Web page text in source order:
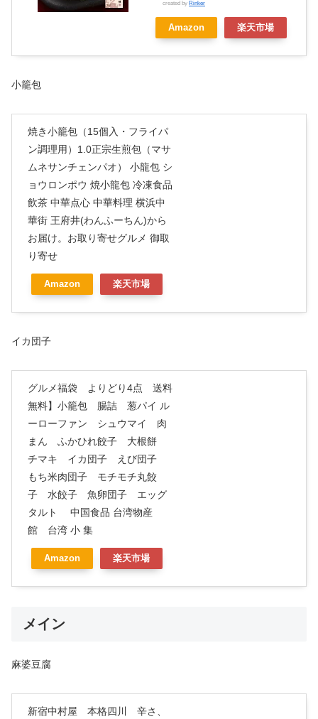
created by Rinker
Amazon 楽天市場
小籠包
焼き小籠包（15個入・フライパ
ン調理用）1.0正宗生煎包（マサ
ムネサンチェンパオ） 小龍包 シ
ョウロンポウ 焼小龍包 冷凍食品
飲茶 中華点心 中華料理 横浜中
華街 王府井(わんふーちん)から
お届け。お取り寄せグルメ 御取
り寄せ
Amazon 楽天市場
イカ団子
グルメ福袋 よりどり4点 送料
無料】小籠包 腸詰 葱パイ ル
ーローファン シュウマイ 肉
まん ふかひれ餃子 大根餅
チマキ イカ団子 えび団子
もち米肉団子 モチモチ丸餃
子 水餃子 魚卵団子 エッグ
タルト 中国食品 台湾物産
館 台湾 小 集
Amazon 楽天市場
メイン
麻婆豆腐
新宿中村屋 本格四川 辛さ、